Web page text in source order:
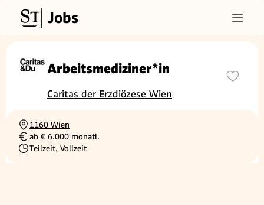
Jobs
Arbeitsmediziner*in
Caritas der Erzdiözese Wien
Ortschaft
1160 Wien
Gehalt
ab € 6.000 monatl.
Beschäftigungsart
Teilzeit, Vollzeit